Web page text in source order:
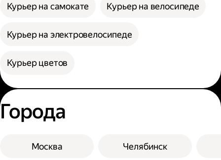
Курьер на самокате Курьер на велосипеде
Курьер на электровелосипеде
Курьер цветов
Города
Москва Челябинск